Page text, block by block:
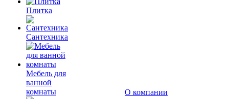
Плитка
Сантехника
Мебель для
ванной
комнаты
О компании